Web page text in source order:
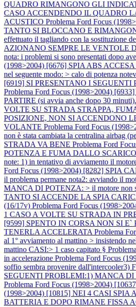
QUADRO RIMANGONO GLI
CASO ACCENDENDO IL QUADRO
ACUSTICO Problema Ford Focus
TANTO SI BLOCCANO E
effettuato il tagliando con la sostituzione
AZIONANO SEMPRE LE VENTOLE
nota: i problemi si sono presentati dopo
(1998>2004) [6676] SPIA ABS ACCESA
nel seguente modo: > calo di potenza
[6919] SI PRESENTANO I SEGUENTI
Problema Ford Focus (1998>2004)
PARTIRE (si avvia anche dopo 30
VOLTE SU STRADA STRAPPA,
POSIZIONE, NON SI ACCENDONO
VOLANTE Problema Ford Focus
non è stata cambiata la centralina airbag
STRADA VA BENE Problema Ford
POTENZA E FUMA DALLO SCARICO
note: 1) in tentativo di avviamento il
Ford Focus (1998>2004) [8282] SPIA
il problema permane nota2: avviando il
MANCA DI POTENZA: > il motore non
TANTO SI ACCENDE LA SPIA
(16/17v) Problema Ford Focus
1 CASO A VOLTE SU STRADA IN
[9599] SPENTO IN CORSA NON SI
TENERLA ACCELERATA Problema
al 1° avviamento al mattino > insistendo
mattino CASI:> 1 caso capitato §
in accelerazione Problema Ford Focus
soffio sembra provenire
SEGUENTI PROBLEMI:1) MANCA DI
Problema Ford Focus (1998>2004)
(1998>2004) [10815] NEI 4 CASI SPIA
BATTERIA E DOPO RIMANE FISSA